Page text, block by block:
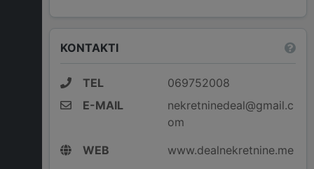
KONTAKTI
TEL
069752008
E-MAIL
nekretninedeal@gmail.c
om
WEB
www.dealnekretnine.me